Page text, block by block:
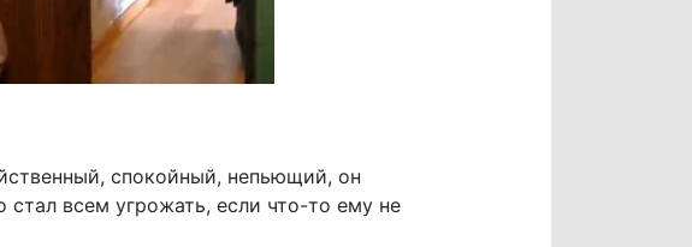
спокойный, непьющий, он
всем угрожать, если что-то ему не